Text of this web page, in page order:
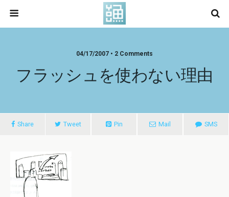
04/17/2007 • 2 Comments
フラッシュを使わない理由
Share Tweet Pin Mail SMS